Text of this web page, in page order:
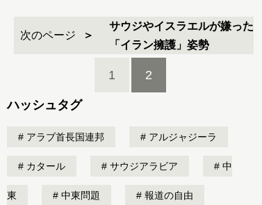
次のページ
サウジやイスラエルが嫌った
「イラン擁護」姿勢
1 2
ハッシュタグ
アラブ首長国連邦 アルジャジーラ
カタール サウジアラビア 中
東 中東問題 報道の自由